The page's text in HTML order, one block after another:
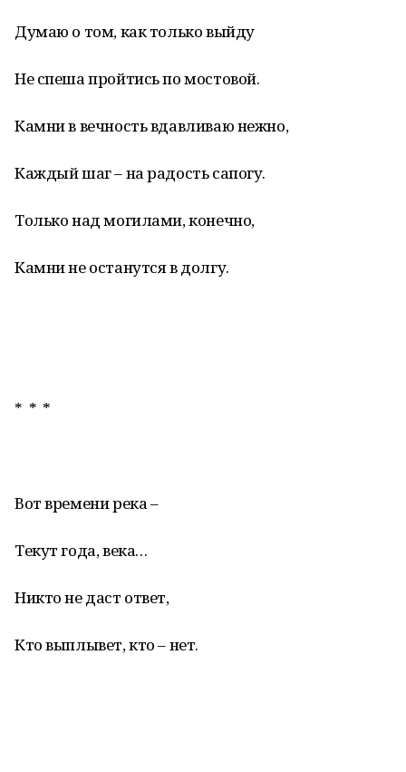
Думаю о том, как только выйду
Не спеша пройтись по мостовой.
Камни в вечность вдавливаю нежно,
Каждый шаг – на радость сапогу.
Только над могилами, конечно,
Камни не останутся в долгу.
* * *
Вот времени река –
Текут года, века…
Никто не даст ответ,
Кто выплывет, кто – нет.